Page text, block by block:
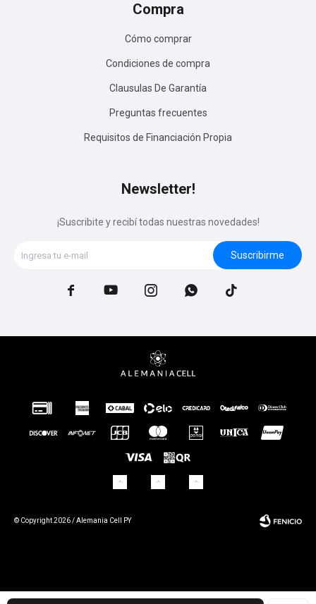
Compra
Cómo comprar
Condiciones de compra
Clausulas De Garantía
Preguntas frecuentes
Requisitos de Financiación Propia
Newsletter!
¡Suscribite y recibí todas nuestras novedades!
Suscribirme
    
© Copyright 2026 / Alemania Cell PY